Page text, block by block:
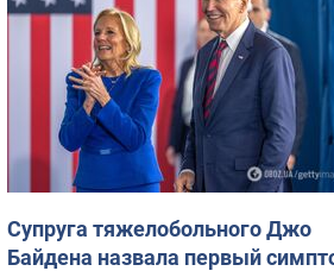
Супруга тяжелобольного Джо
Байдена назвала первый